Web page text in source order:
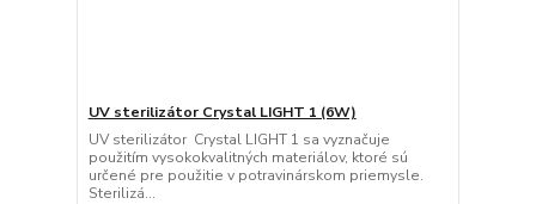
UV sterilizátor Crystal LIGHT 1 (6W)
UV sterilizátor Crystal LIGHT 1 sa vyznačuje
použitím vysokokvalitných materiálov, ktoré sú
určené pre použitie v potravinárskom priemysle.
Sterilizá...